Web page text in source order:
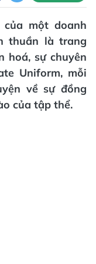
một doanh
thuần là trang
hoá, sự chuyên
Uniform, mỗi
về sự đồng
của tập thể.